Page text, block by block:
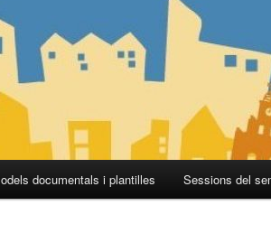
documentals i plantilles Sessions del